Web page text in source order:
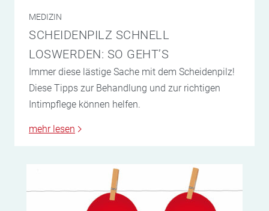
MEDIZIN
SCHEIDENPILZ SCHNELL
LOSWERDEN: SO GEHT’S
Immer diese lästige Sache mit dem Scheidenpilz!
Diese Tipps zur Behandlung und zur richtigen
Intimpflege können helfen.
mehr lesen